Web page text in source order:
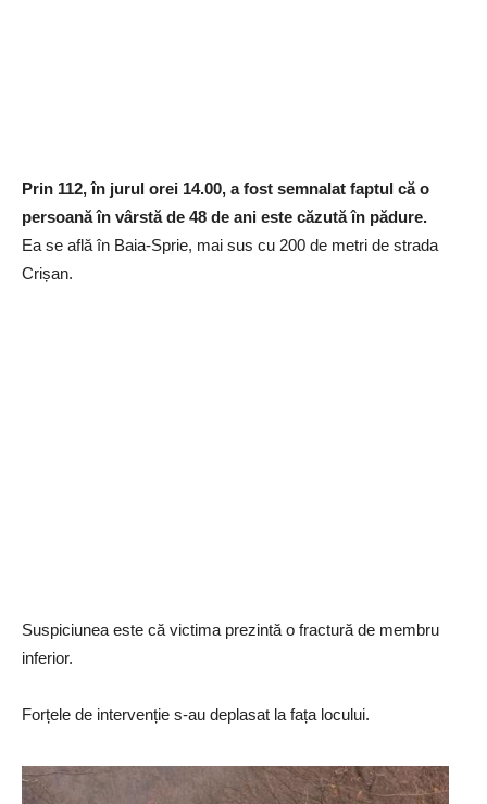
Prin 112, în jurul orei 14.00, a fost semnalat faptul că o
persoană în vârstă de 48 de ani este căzută în pădure.
Ea se află în Baia-Sprie, mai sus cu 200 de metri de strada
Crișan.
Suspiciunea este că victima prezintă o fractură de membru
inferior.
Forțele de intervenție s-au deplasat la fața locului.